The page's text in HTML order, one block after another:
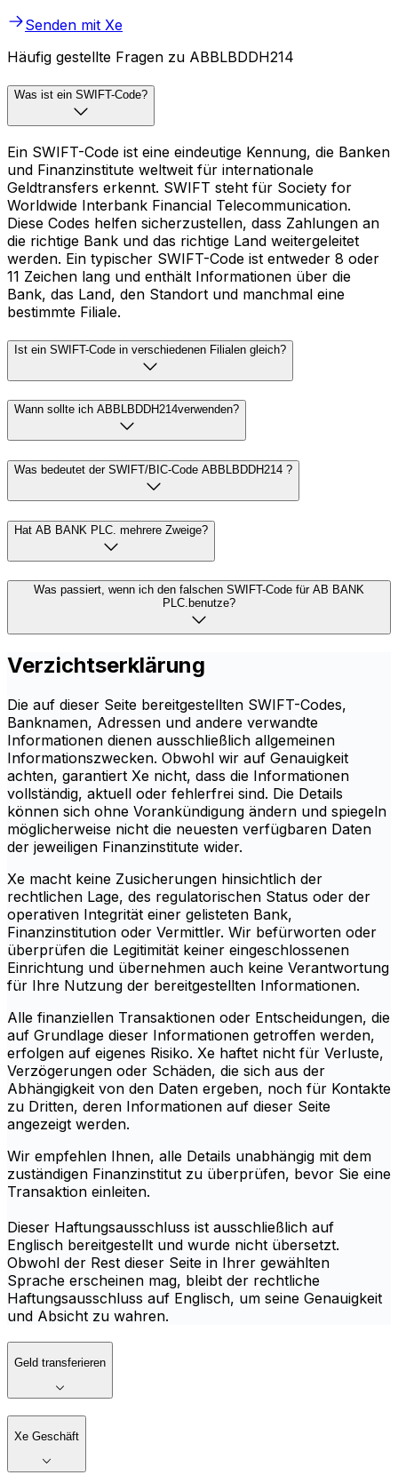
Senden mit Xe
Häufig gestellte Fragen zu ABBLBDDH214
Was ist ein SWIFT-Code?
Ein SWIFT-Code ist eine eindeutige Kennung, die Banken
und Finanzinstitute weltweit für internationale
Geldtransfers erkennt. SWIFT steht für Society for
Worldwide Interbank Financial Telecommunication.
Diese Codes helfen sicherzustellen, dass Zahlungen an
die richtige Bank und das richtige Land weitergeleitet
werden. Ein typischer SWIFT-Code ist entweder 8 oder
11 Zeichen lang und enthält Informationen über die
Bank, das Land, den Standort und manchmal eine
bestimmte Filiale.
Ist ein SWIFT-Code in verschiedenen Filialen gleich?
Wann sollte ich ABBLBDDH214verwenden?
Was bedeutet der SWIFT/BIC-Code ABBLBDDH214 ?
Hat AB BANK PLC. mehrere Zweige?
Was passiert, wenn ich den falschen SWIFT-Code für AB BANK
PLC.benutze?
Verzichtserklärung
Die auf dieser Seite bereitgestellten SWIFT-Codes,
Banknamen, Adressen und andere verwandte
Informationen dienen ausschließlich allgemeinen
Informationszwecken. Obwohl wir auf Genauigkeit
achten, garantiert Xe nicht, dass die Informationen
vollständig, aktuell oder fehlerfrei sind. Die Details
können sich ohne Vorankündigung ändern und spiegeln
möglicherweise nicht die neuesten verfügbaren Daten
der jeweiligen Finanzinstitute wider.
Xe macht keine Zusicherungen hinsichtlich der
rechtlichen Lage, des regulatorischen Status oder der
operativen Integrität einer gelisteten Bank,
Finanzinstitution oder Vermittler. Wir befürworten oder
überprüfen die Legitimität keiner eingeschlossenen
Einrichtung und übernehmen auch keine Verantwortung
für Ihre Nutzung der bereitgestellten Informationen.
Alle finanziellen Transaktionen oder Entscheidungen, die
auf Grundlage dieser Informationen getroffen werden,
erfolgen auf eigenes Risiko. Xe haftet nicht für Verluste,
Verzögerungen oder Schäden, die sich aus der
Abhängigkeit von den Daten ergeben, noch für Kontakte
zu Dritten, deren Informationen auf dieser Seite
angezeigt werden.
Wir empfehlen Ihnen, alle Details unabhängig mit dem
zuständigen Finanzinstitut zu überprüfen, bevor Sie eine
Transaktion einleiten.
Dieser Haftungsausschluss ist ausschließlich auf
Englisch bereitgestellt und wurde nicht übersetzt.
Obwohl der Rest dieser Seite in Ihrer gewählten
Sprache erscheinen mag, bleibt der rechtliche
Haftungsausschluss auf Englisch, um seine Genauigkeit
und Absicht zu wahren.
Geld transferieren
Xe Geschäft